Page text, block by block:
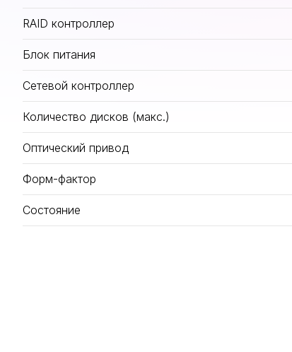
RAID контроллер
Блок питания
Сетевой контроллер
Количество дисков (макс.)
Оптический привод
Форм-фактор
Состояние